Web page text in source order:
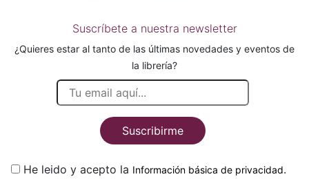
Suscríbete a nuestra newsletter
¿Quieres estar al tanto de las últimas novedades y eventos de
la librería?
Suscribirme
He leido y acepto la Información básica de privacidad.